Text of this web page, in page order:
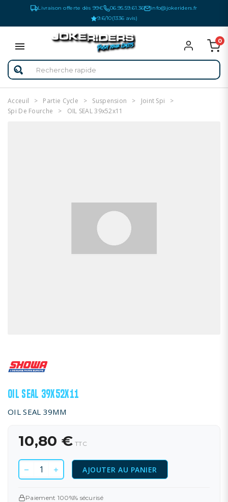
Livraison offerte dès 99€ 06.95.59.61.36
info@jokeriders.fr
9.6/10(1336 avis)
0
Acceuil Partie Cycle Suspension
Joint Spi
Spi De Fourche
OIL SEAL 39x52x11
OIL SEAL 39X52X11
OIL SEAL 39MM
10,80 € TTC
AJOUTER AU PANIER
Paiement 100%% sécurisé